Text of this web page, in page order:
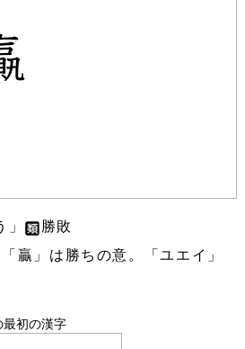
勝敗
贏」は勝ちの意。「ユエイ」
最初の漢字